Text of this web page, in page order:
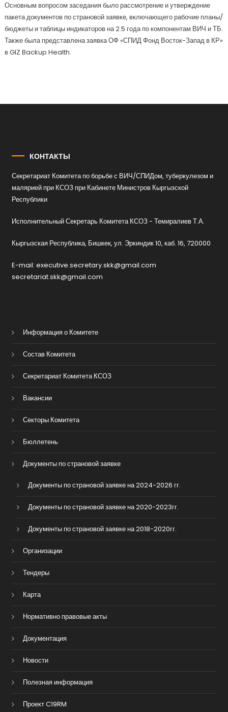
Основным вопросом заседания было рассмотрение и утверждение
пакета документов по страновой заявке, включающего рабочие планы/
бюджеты и таблицы индикаторов на 2.5 года по компонентам ВИЧ и ТБ.
Также была представлена заявка ОФ «СПИД Фонд Восток-Запад в КР»
в GIZ Backup Health.
КОНТАКТЫ
Секретариат Комитета по борьбе с ВИЧ/СПИДом, туберкулезом и
малярией при КСОЗ при Кабинете Министров Кыргызской
Республики
Исполнительный Секретарь Комитета КСОЗ - Темиралиев Т.А.
Кыргызская Республика, Бишкек, ул. Эркиндик 10, каб. 16, 720000
E-mail: executive.secretary.skk@gmail.com
secretariat.skk@gmail.com
Информация о Комитете
Состав Комитета
Секретариат Комитета КСОЗ
Вакансии
Секторы Комитета
Бюллетень
Документы по страновой заявке
Документы по страновой заявке на 2024-2026 гг.
Документы по страновой заявке на 2020-2023гг.
Документы по страновой заявке на 2018-2020гг.
Организации
Тендеры
Карта
Нормативно правовые акты
Документация
Новости
Полезная информация
Проект C19RM